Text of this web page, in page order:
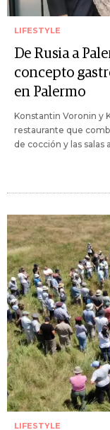
LIFESTYLE
De Rusia a
concepto
en Palermo
Konstantin Voronin y
restaurante que
de cocción y las
LIFESTYLE